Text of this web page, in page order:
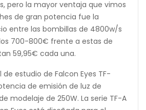
pero la mayor ventaja que vimos
de gran potencia fue la
entre las bombillas de 4800w/s
700-800€ frente a estas de
59,95€ cada una.
de estudio de Falcon Eyes TF-
de emisión de luz de
modelaje de 250W. La serie TF-A